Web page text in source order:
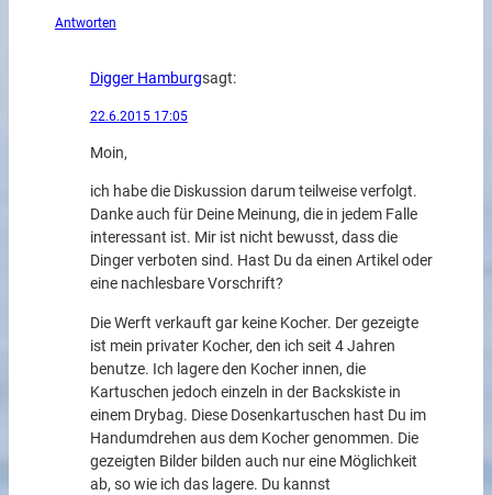
Antworten
Digger Hamburgsagt:
22.6.2015 17:05
Moin,
ich habe die Diskussion darum teilweise verfolgt.
Danke auch für Deine Meinung, die in jedem Falle
interessant ist. Mir ist nicht bewusst, dass die
Dinger verboten sind. Hast Du da einen Artikel oder
eine nachlesbare Vorschrift?
Die Werft verkauft gar keine Kocher. Der gezeigte
ist mein privater Kocher, den ich seit 4 Jahren
benutze. Ich lagere den Kocher innen, die
Kartuschen jedoch einzeln in der Backskiste in
einem Drybag. Diese Dosenkartuschen hast Du im
Handumdrehen aus dem Kocher genommen. Die
gezeigten Bilder bilden auch nur eine Möglichkeit
ab, so wie ich das lagere. Du kannst